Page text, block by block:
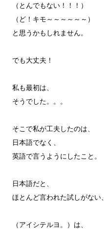
（とんでもない！！！）
（ど！キモ～～～～～～）
と思うかもしれません。
でも大丈夫！
私も最初は、
そうでした。。。
そこで私が工夫したのは、
日本語でなく、
英語で言うようにしたこと。
日本語だと、
ほとんど言われた試しがない、
（アイシテルヨ。）は、